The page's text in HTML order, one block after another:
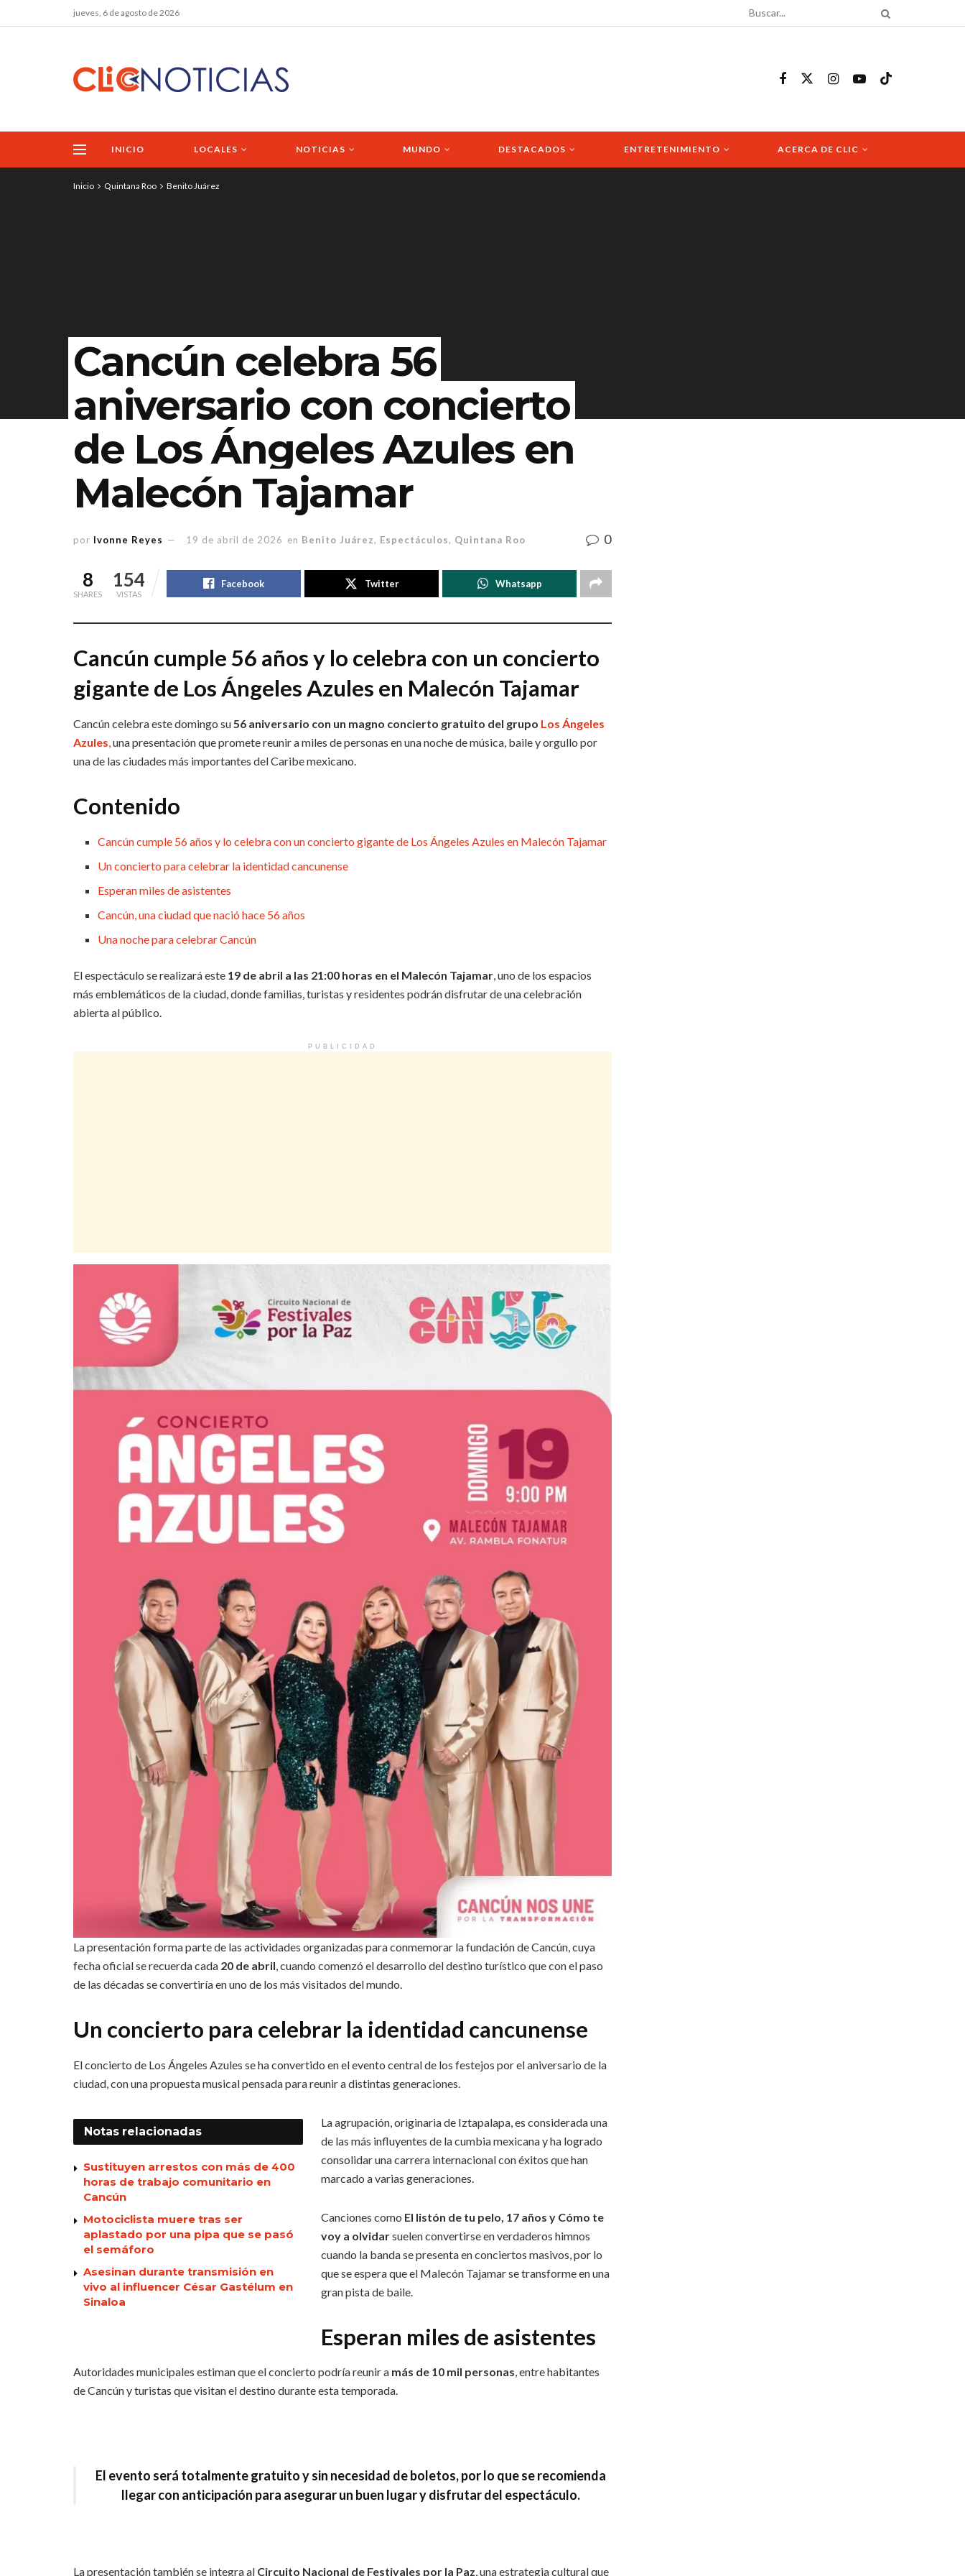
jueves, 6 de agosto de 2026
INICIO LOCALES NOTICIAS MUNDO DESTACADOS ENTRETENIMIENTO ACERCA DE CLIC
Inicio Quintana Roo Benito Juárez
Cancún celebra 56
aniversario con concierto
de Los Ángeles Azules en
Malecón Tajamar
por Ivonne Reyes 19 de abril de 2026 en Benito Juárez, Espectáculos, Quintana Roo 0
8
SHARES
154
VISTAS
Facebook Twitter Whatsapp
Cancún cumple 56 años y lo celebra con un concierto
gigante de Los Ángeles Azules en Malecón Tajamar
Cancún celebra este domingo su56 aniversario con un magno concierto gratuito del grupo Los Ángeles
Azules,una presentación que promete reunir a miles de personas en una noche de música, baile y orgullo por
una de las ciudades más importantes del Caribe mexicano.
Contenido
Cancún cumple 56 años y lo celebra con un concierto gigante de Los Ángeles Azules en Malecón Tajamar
Un concierto para celebrar la identidad cancunense
Esperan miles de asistentes
Cancún, una ciudad que nació hace 56 años
Una noche para celebrar Cancún
El espectáculo se realizará este 19 de abril a las 21:00 horas en el Malecón Tajamar , uno de los espacios
más emblemáticos de la ciudad, donde familias, turistas y residentes podrán disfrutar de una celebración
abierta al público.
PUBLICIDAD
La presentación forma parte de las actividades organizadas para conmemorar la fundación de Cancún, cuya
fecha oficial se recuerda cada 20 de abril, cuando comenzó el desarrollo del destino turístico que con el paso
de las décadas se convertiría en uno de los más visitados del mundo.
Un concierto para celebrar la identidad cancunense
El concierto de Los Ángeles Azules se ha convertido en el evento central de los festejos por el aniversario de la
ciudad, con una propuesta musical pensada para reunir a distintas generaciones.
Notas relacionadas
Sustituyen arrestos con más de 400
horas de trabajo comunitario en
Cancún
Motociclista muere tras ser
aplastado por una pipa que se pasó
el semáforo
Asesinan durante transmisión en
vivo al influencer César Gastélum en
Sinaloa
La agrupación, originaria de Iztapalapa, es considerada una
de las más influyentes de la cumbia mexicana y ha logrado
consolidar una carrera internacional con éxitos que han
marcado a varias generaciones.
Canciones como El listón de tu pelo, 17 años y Cómo te
voy a olvidarsuelen convertirse en verdaderos himnos
cuando la banda se presenta en conciertos masivos, por lo
que se espera que el Malecón Tajamar se transforme en una
gran pista de baile.
Esperan miles de asistentes
Autoridades municipales estiman que el concierto podría reunir a más de 10 mil personas, entre habitantes
de Cancún y turistas que visitan el destino durante esta temporada.
El evento será totalmente gratuito y sin necesidad de boletos, por lo que se recomienda
llegar con anticipación para asegurar un buen lugar y disfrutar del espectáculo.
La presentación también se integra al Circuito Nacional de Festivales por la Paz, una estrategia cultural que